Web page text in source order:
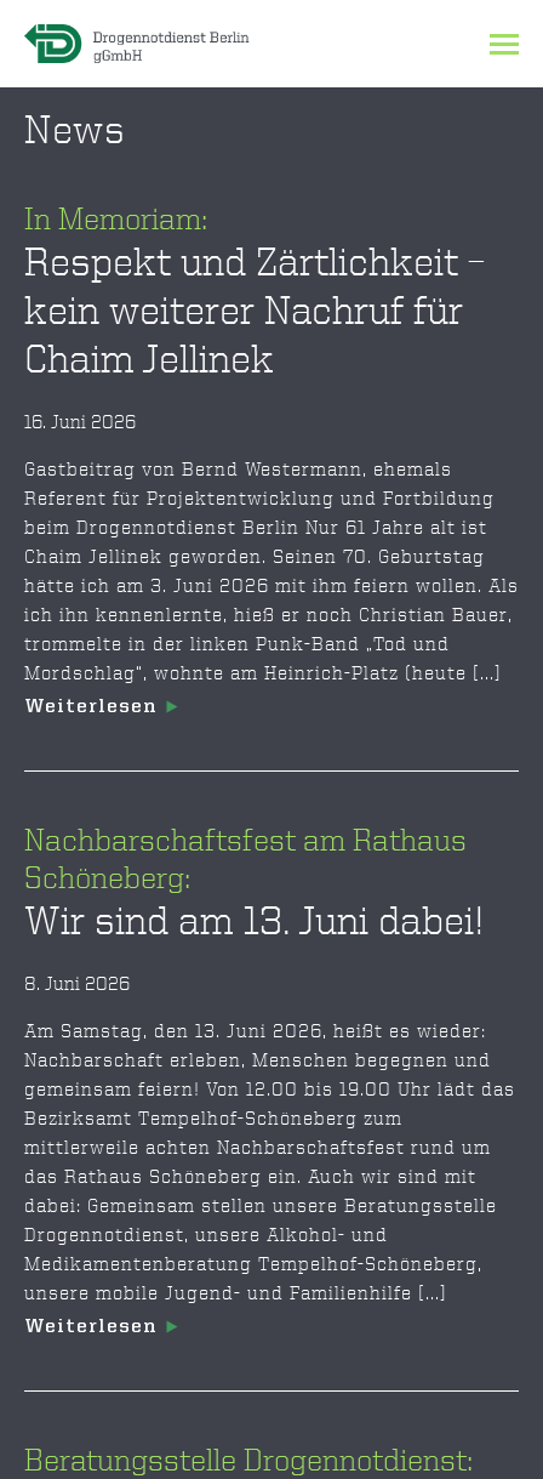
News
In Memoriam:
Respekt und Zärtlichkeit –
kein weiterer Nachruf für
Chaim Jellinek
16. Juni 2026
Gastbeitrag von Bernd Westermann, ehemals
Referent für Projektentwicklung und Fortbildung
beim Drogennotdienst Berlin Nur 61 Jahre alt ist
Chaim Jellinek geworden. Seinen 70. Geburtstag
hätte ich am 3. Juni 2026 mit ihm feiern wollen. Als
ich ihn kennenlernte, hieß er noch Christian Bauer,
trommelte in der linken Punk-Band „Tod und
Mordschlag“, wohnte am Heinrich-Platz (heute [...]
Weiterlesen
Nachbarschaftsfest am Rathaus
Schöneberg:
Wir sind am 13. Juni dabei!
8. Juni 2026
Am Samstag, den 13. Juni 2026, heißt es wieder:
Nachbarschaft erleben, Menschen begegnen und
gemeinsam feiern! Von 12.00 bis 19.00 Uhr lädt das
Bezirksamt Tempelhof-Schöneberg zum
mittlerweile achten Nachbarschaftsfest rund um
das Rathaus Schöneberg ein. Auch wir sind mit
dabei: Gemeinsam stellen unsere Beratungsstelle
Drogennotdienst, unsere Alkohol- und
Medikamentenberatung Tempelhof-Schöneberg,
unsere mobile Jugend- und Familienhilfe [...]
Weiterlesen
Beratungsstelle Drogennotdienst: